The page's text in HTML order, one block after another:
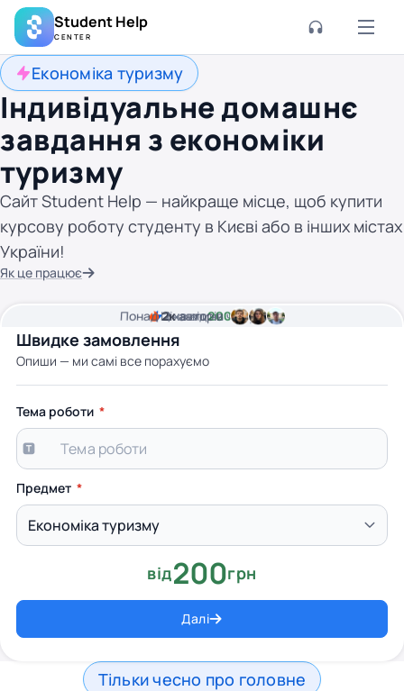
Student Help
CENTER
Економіка туризму
Індивідуальне домашнє
завдання з економіки
туризму
Сайт Student Help — найкраще місце, щоб купити
курсову роботу студенту в Києві або в інших містах
України!
Як це працює
Швидке замовлення
Опиши — ми самі все порахуємо
2хвилини часу
Ціна від200 грн
Понад2кавторів
Тема роботи
Предмет
від200грн
Далі
Тільки чесно про головне